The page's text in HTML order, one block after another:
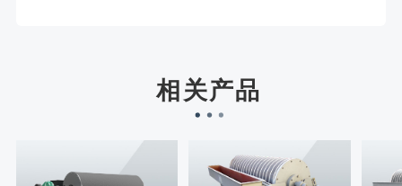
徐先生132****0391刚刚预约成功！
相关产品